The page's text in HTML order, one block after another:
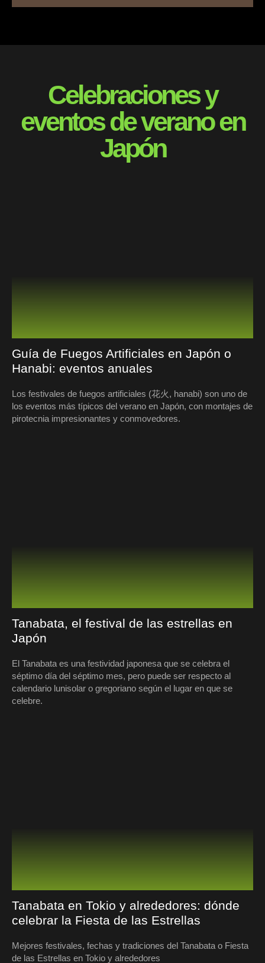
Celebraciones y
eventos de verano en
Japón
Guía de Fuegos Artificiales en Japón o
Hanabi: eventos anuales
Los festivales de fuegos artificiales (花火, hanabi) son uno de
los eventos más típicos del verano en Japón, con montajes de
pirotecnia impresionantes y conmovedores.
Tanabata, el festival de las estrellas en
Japón
El Tanabata es una festividad japonesa que se celebra el
séptimo día del séptimo mes, pero puede ser respecto al
calendario lunisolar o gregoriano según el lugar en que se
celebre.
Tanabata en Tokio y alrededores: dónde
celebrar la Fiesta de las Estrellas
Mejores festivales, fechas y tradiciones del Tanabata o Fiesta
de las Estrellas en Tokio y alrededores